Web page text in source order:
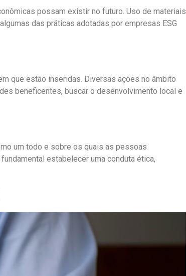
possam existir no futuro. Uso de materiais
das práticas adotadas por empresas ESG
que estão inseridas. Diversas ações no âmbito
beneficentes, buscar o desenvolvimento local e
um todo e sobre os quais as pessoas
estabelecer uma conduta ética,